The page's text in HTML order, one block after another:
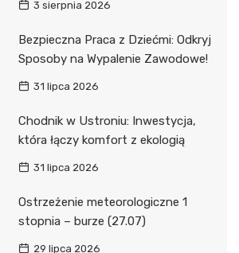
3 sierpnia 2026
Bezpieczna Praca z Dziećmi: Odkryj
Sposoby na Wypalenie Zawodowe!
31 lipca 2026
Chodnik w Ustroniu: Inwestycja,
która łączy komfort z ekologią
31 lipca 2026
Ostrzeżenie meteorologiczne 1
stopnia – burze (27.07)
29 lipca 2026